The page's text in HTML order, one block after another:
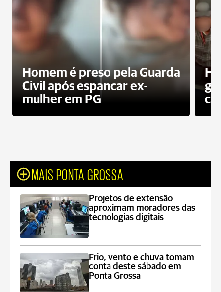
Homem é preso pela Guarda
Civil após espancar ex-
mulher em PG
MAIS PONTA GROSSA
Projetos de extensão
aproximam moradores das
tecnologias digitais
Frio, vento e chuva tomam
conta deste sábado em
Ponta Grossa